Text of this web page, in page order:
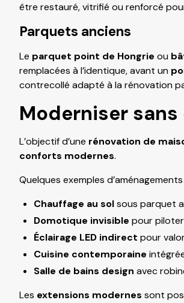
être restauré, vitrifié ou renforcé
Parquets anciens
Le parquet point de Hongrie ou
remplacées à l’identique, avant un
contrecollé adapté à la rénovation
Moderniser
L’objectif d’une rénovation de
conforts modernes.
Quelques exemples
Chauffage au solsous parquet
Domotique invisible pour
Éclairage LED indirect pour
Cuisine contemporaine
Salle de bains design avec
Les extensions modernes sont